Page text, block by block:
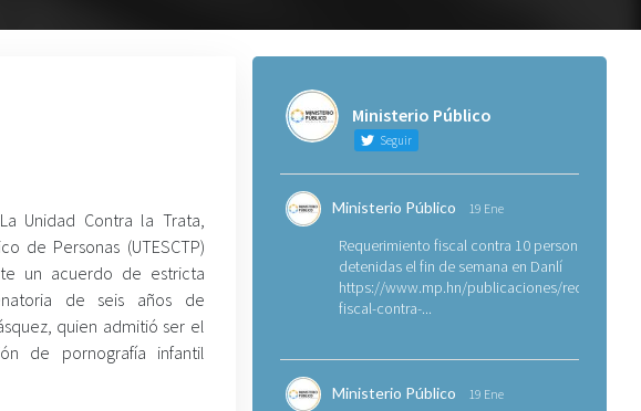
La Unidad Contra la Trata,
de Personas (UTESCTP)
un acuerdo de estricta
de seis años de
quien admitió ser el
de pornografía infantil
Ministerio Público
Seguir
Ministerio Público 19 Ene
Requerimiento fiscal contra 10 personas
detenidas el fin de semana en Danlí
https://www.mp.hn/publicaciones/
fiscal-contra-...
Ministerio Público 19 Ene